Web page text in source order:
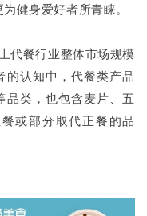
健身爱好者所青睐。
代餐行业整体市场规模
的认知中，代餐类产品
品类，也包含麦片、五
或部分取代正餐的品